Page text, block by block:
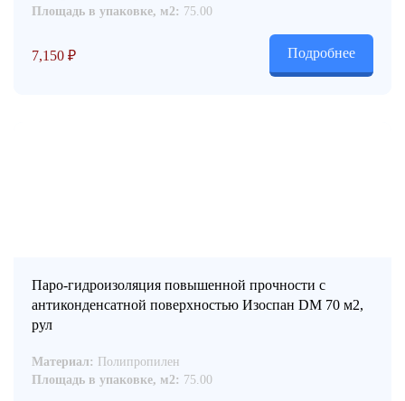
Площадь в упаковке, м2: 75.00
7,150 ₽ Подробнее
Паро-гидроизоляция повышенной прочности с
антиконденсатной поверхностью Изоспан DM 70 м2,
рул
Материал: Полипропилен
Площадь в упаковке, м2: 75.00